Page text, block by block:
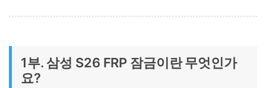
1부. 삼성 S26 FRP 잠금이란 무엇인가
요?